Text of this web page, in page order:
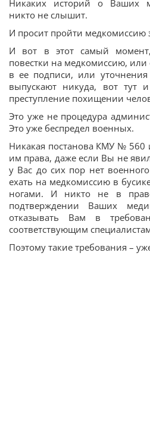
Никаких историй о Ваших
никто не слышит.
И просит пройти медкомиссию
И вот в этот самый
повестки на медкомиссию, или
в ее подписи, или
выпускают никуда, вот тут
преступление похищении
Это уже не процедура
Это уже беспредел военных.
Никакая постанова КМУ № 560
им права, даже если Вы не
у Вас до сих пор нет
ехать на медкомиссию в
ногами. И никто не в
подтверждении Ваших
отказывать Вам в
соответствующим
Поэтому такие требования –